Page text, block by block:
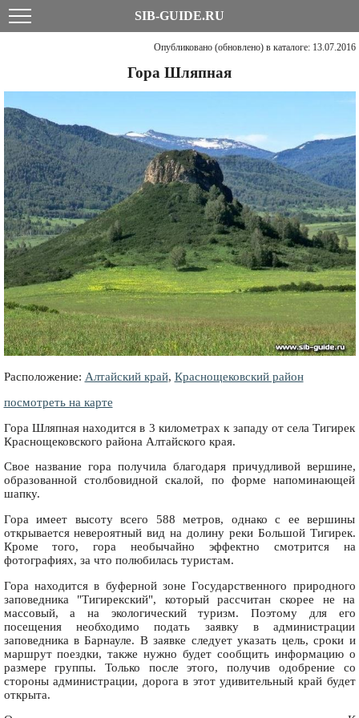
SIB-GUIDE.RU
Опубликовано (обновлено) в каталоге: 13.07.2016
Гора Шляпная
Расположение: Алтайский край, Краснощековский район
посмотреть на карте
Гора Шляпная находится в 3 километрах к западу от села Тигирек
Краснощековского района Алтайского края.
Свое название гора получила благодаря причудливой вершине,
образованной столбовидной скалой, по форме напоминающей
шапку.
Гора имеет высоту всего 588 метров, однако с ее вершины
открывается невероятный вид на долину реки Большой Тигирек.
Кроме того, гора необычайно эффектно смотрится на
фотографиях, за что полюбилась туристам.
Гора находится в буферной зоне Государственного природного
заповедника "Тигирекский", который рассчитан скорее не на
массовый, а на экологический туризм. Поэтому для его
посещения необходимо подать заявку в администрации
заповедника в Барнауле. В заявке следует указать цель, сроки и
маршрут поездки, также нужно будет сообщить информацию о
размере группы. Только после этого, получив одобрение со
стороны администрации, дорога в этот удивительный край будет
открыта.